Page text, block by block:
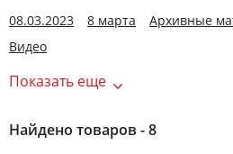
08.03.2023 8 марта Архивные
Видео
Показать еще
Найдено товаров - 8